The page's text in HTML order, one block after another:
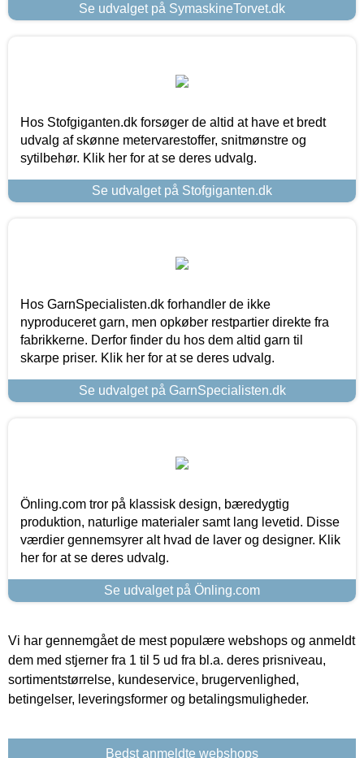
Se udvalget på SymaskineTorvet.dk
Hos Stofgiganten.dk forsøger de altid at have et bredt
udvalg af skønne metervarestoffer, snitmønstre og
sytilbehør. Klik her for at se deres udvalg.
Se udvalget på Stofgiganten.dk
Hos GarnSpecialisten.dk forhandler de ikke
nyproduceret garn, men opkøber restpartier direkte fra
fabrikkerne. Derfor finder du hos dem altid garn til
skarpe priser. Klik her for at se deres udvalg.
Se udvalget på GarnSpecialisten.dk
Önling.com tror på klassisk design, bæredygtig
produktion, naturlige materialer samt lang levetid. Disse
værdier gennemsyrer alt hvad de laver og designer. Klik
her for at se deres udvalg.
Se udvalget på Önling.com
Vi har gennemgået de mest populære webshops og anmeldt
dem med stjerner fra 1 til 5 ud fra bl.a. deres prisniveau,
sortimentstørrelse, kundeservice, brugervenlighed,
betingelser, leveringsformer og betalingsmuligheder.
Bedst anmeldte webshops